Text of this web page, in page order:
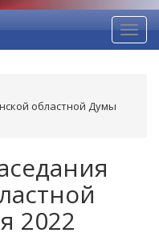
областной Думы
2022